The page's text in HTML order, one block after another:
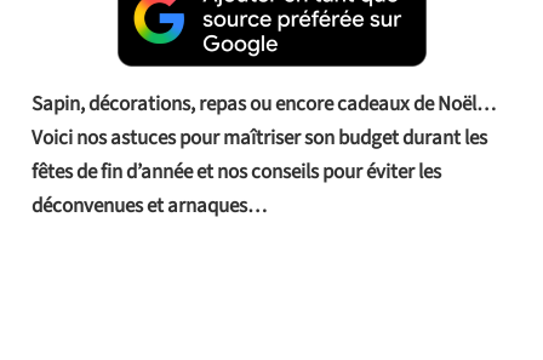
Sapin, décorations, repas ou encore cadeaux de Noël…
Voici nos astuces pour maîtriser son budget durant les
fêtes de fin d’année et nos conseils pour éviter les
déconvenues et arnaques…